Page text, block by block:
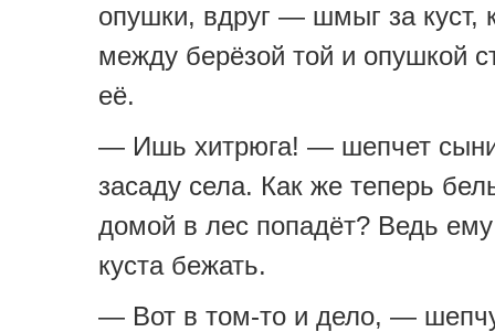
опушки, вдруг — шмыг за куст,
между берёзой той и опушкой
её.
— Ишь хитрюга! — шепчет
засаду села. Как же теперь
домой в лес попадёт? Ведь
куста бежать.
— Вот в том-то и дело, —